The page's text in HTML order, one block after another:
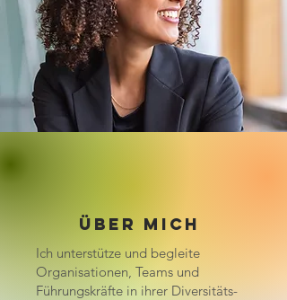
über mich
Ich unterstütze und begleite
Organisationen, Teams und
Führungskräfte in ihrer Diversitäts-